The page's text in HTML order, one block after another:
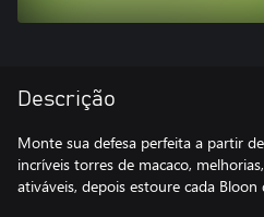
Descrição
Monte sua defesa perfeita a partir
incríveis torres de macaco,
ativáveis, depois estoure cada Bloon